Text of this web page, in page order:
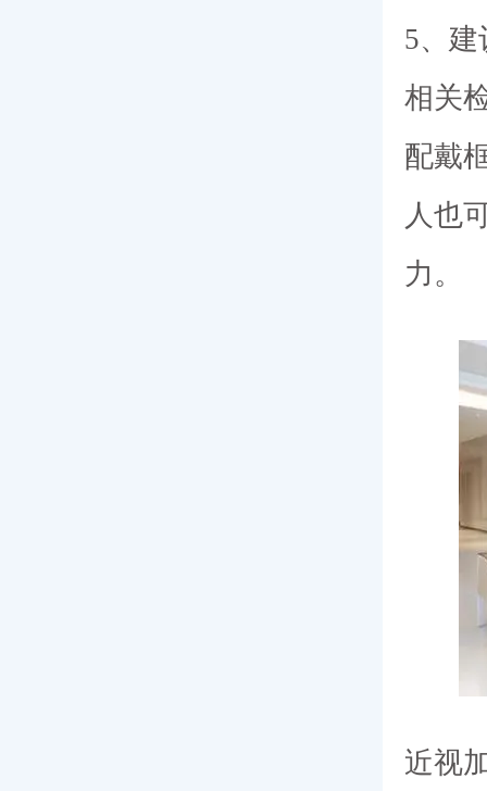
5、
相关
配戴
人也
力。
近视